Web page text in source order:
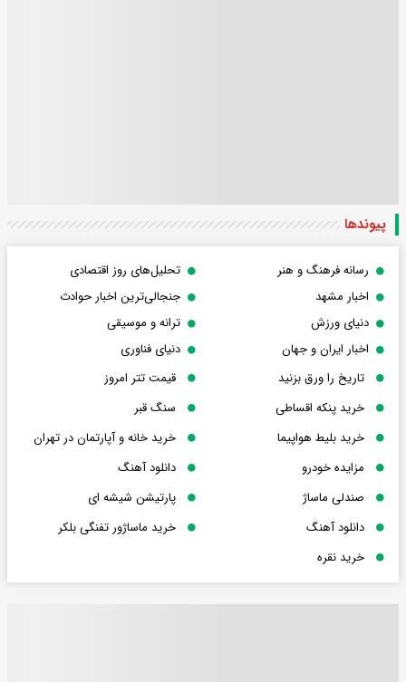
پیوندها
رسانه فرهنگ و هنر
تحلیل‌های روز اقتصادی
اخبار مشهد
جنجالی‌ترین اخبار حوادث
دنیای ورزش
ترانه و موسیقی
اخبار ایران و جهان
دنیای فناوری
تاریخ را ورق بزنید
قیمت تتر امروز
خرید پنکه اقساطی
سنگ قبر
خرید بلیط هواپیما
خرید خانه و آپارتمان در تهران
مزایده خودرو
دانلود آهنگ
صندلی ماساژ
پارتیشن شیشه ای
دانلود آهنگ
خرید ماساژور تفنگی بلکر
خرید نقره